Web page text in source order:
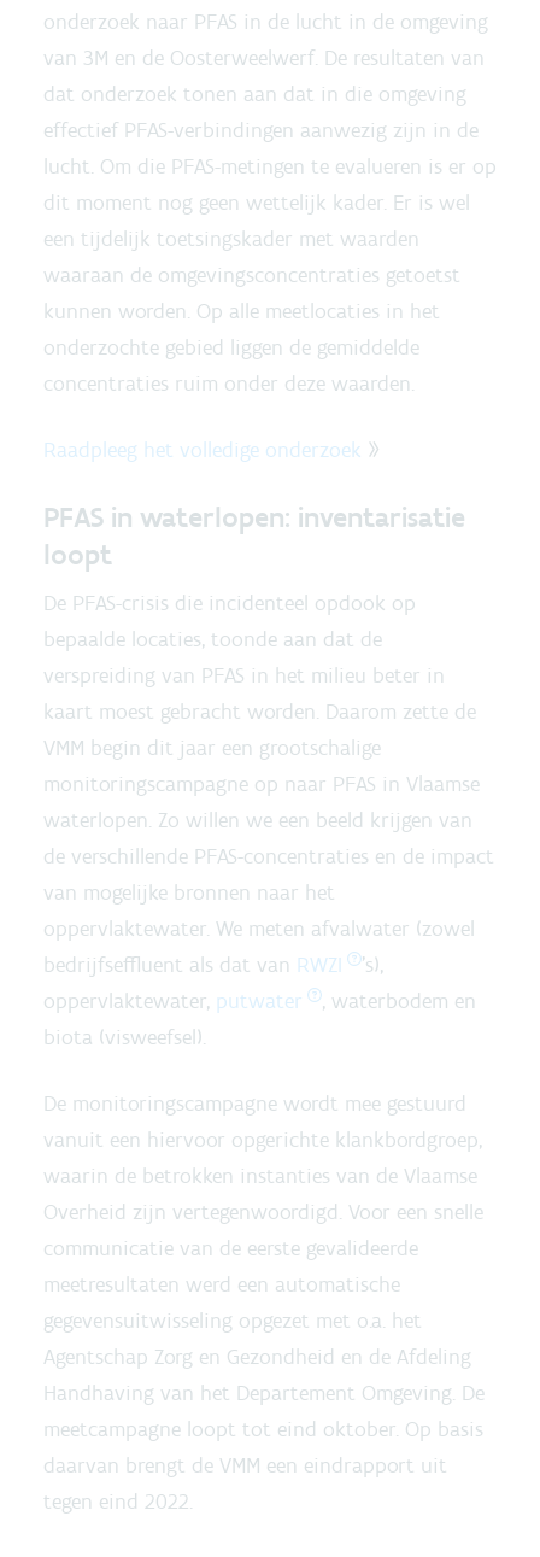
onderzoek naar PFAS in de lucht in de omgeving
van 3M en de Oosterweelwerf. De resultaten van
dat onderzoek tonen aan dat in die omgeving
effectief PFAS-verbindingen aanwezig zijn in de
lucht. Om die PFAS-metingen te evalueren is er op
dit moment nog geen wettelijk kader. Er is wel
een tijdelijk toetsingskader met waarden
waaraan de omgevingsconcentraties getoetst
kunnen worden. Op alle meetlocaties in het
onderzochte gebied liggen de gemiddelde
concentraties ruim onder deze waarden.
Raadpleeg het volledige onderzoek »
PFAS in waterlopen: inventarisatie
loopt
De PFAS-crisis die incidenteel opdook op
bepaalde locaties, toonde aan dat de
verspreiding van PFAS in het milieu beter in
kaart moest gebracht worden. Daarom zette de
VMM begin dit jaar een grootschalige
monitoringscampagne op naar PFAS in Vlaamse
waterlopen. Zo willen we een beeld krijgen van
de verschillende PFAS-concentraties en de impact
van mogelijke bronnen naar het
oppervlaktewater. We meten afvalwater (zowel
bedrijfseffluent als dat van RWZI
’s),
oppervlaktewater, putwater
, waterbodem en
biota (visweefsel).
De monitoringscampagne wordt mee gestuurd
vanuit een hiervoor opgerichte klankbordgroep,
waarin de betrokken instanties van de Vlaamse
Overheid zijn vertegenwoordigd. Voor een snelle
communicatie van de eerste gevalideerde
meetresultaten werd een automatische
gegevensuitwisseling opgezet met o.a. het
Agentschap Zorg en Gezondheid en de Afdeling
Handhaving van het Departement Omgeving. De
meetcampagne loopt tot eind oktober. Op basis
daarvan brengt de VMM een eindrapport uit
tegen eind 2022.